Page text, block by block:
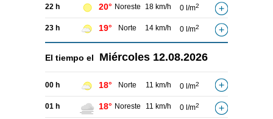
22 h 20° Noreste 18 km/h 0 l/m2
23 h 19° Norte 14 km/h 0 l/m2
El tiempo el Miércoles 12.08.2026
00 h 18° Norte 11 km/h 0 l/m2
01 h 18° Noreste 11 km/h 0 l/m2